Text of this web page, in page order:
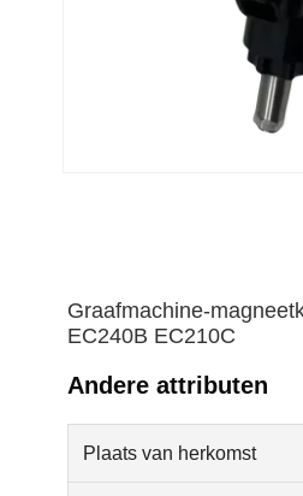
Graafmachine-
EC240B EC210C
Andere attributen
Plaats van herkomst